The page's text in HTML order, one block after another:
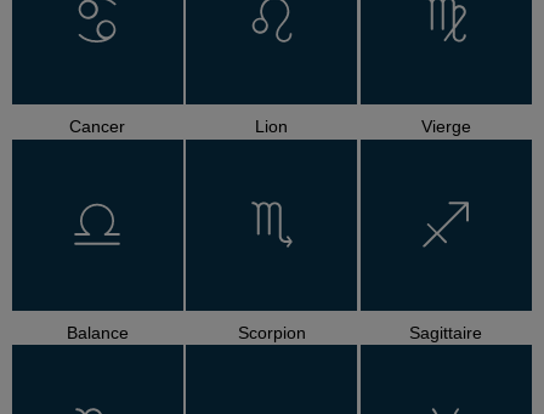
Cancer Lion Vierge
Balance Scorpion Sagittaire